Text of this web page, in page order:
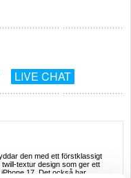
LIVE CHAT
den med ett förstklassigt
textur design som ger ett
17. Det också har